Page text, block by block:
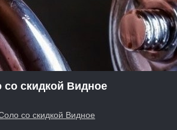
скидкой Видное
со скидкой Видное